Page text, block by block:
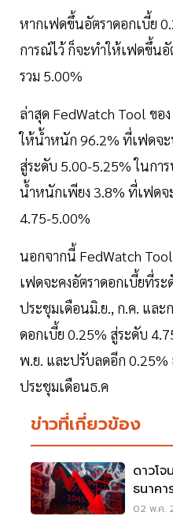
หากเฟดขึ้นอัตราดอกเบี้ย
การณ์ไว้ ก็จะทำให้เฟดขึ้น
รวม 5.00%
ล่าสุด FedWatch Tool ขอ
ให้น้ำหนัก 96.2% ที่เฟดจ
สู่ระดับ 5.00-5.25% ในก
น้ำหนักเพียง 3.8% ที่เฟดจ
4.75-5.00%
นอกจากนี้ FedWatch
เฟดจะคงอัตราดอกเบี้ยที่ร
ประชุมเดือนมิ.ย., ก.ค. แล
ดอกเบี้ย 0.25% สู่ระดับ
พ.ย. และปรับลดอีก 0.25%
ประชุมเดือนธ.ค
ข่าวที่เกี่ยวข้อง
ดาวโ
ธนาค
02 พ.ค.